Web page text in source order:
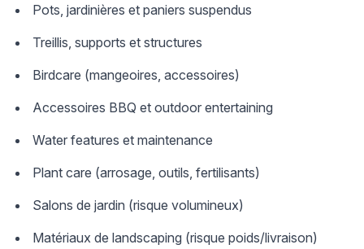
Pots, jardinières et paniers suspendus
Treillis, supports et structures
Birdcare (mangeoires, accessoires)
Accessoires BBQ et outdoor entertaining
Water features et maintenance
Plant care (arrosage, outils, fertilisants)
Salons de jardin (risque volumineux)
Matériaux de landscaping (risque poids/livraison)